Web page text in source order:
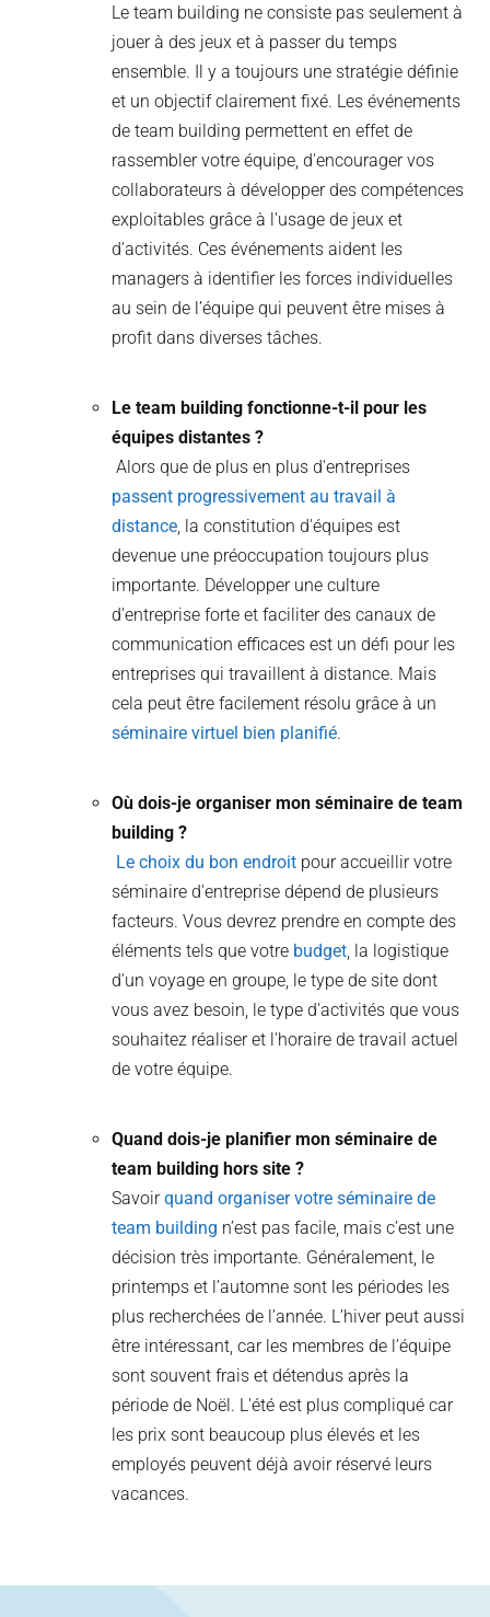
Le team building ne consiste pas seulement à
jouer à des jeux et à passer du temps
ensemble. Il y a toujours une stratégie définie
et un objectif clairement fixé. Les événements
de team building permettent en effet de
rassembler votre équipe, d'encourager vos
collaborateurs à développer des compétences
exploitables grâce à l'usage de jeux et
d'activités. Ces événements aident les
managers à identifier les forces individuelles
au sein de l’équipe qui peuvent être mises à
profit dans diverses tâches.
Le team building fonctionne-t-il pour les
équipes distantes ?
Alors que de plus en plus d'entreprises
passent progressivement au travail à
distance, la constitution d'équipes est
devenue une préoccupation toujours plus
importante. Développer une culture
d'entreprise forte et faciliter des canaux de
communication efficaces est un défi pour les
entreprises qui travaillent à distance. Mais
cela peut être facilement résolu grâce à un
séminaire virtuel bien planifié.
Où dois-je organiser mon séminaire de team
building ?
Le choix du bon endroit pour accueillir votre
séminaire d'entreprise dépend de plusieurs
facteurs. Vous devrez prendre en compte des
éléments tels que votre budget, la logistique
d'un voyage en groupe, le type de site dont
vous avez besoin, le type d'activités que vous
souhaitez réaliser et l'horaire de travail actuel
de votre équipe.
Quand dois-je planifier mon séminaire de
team building hors site ?
Savoirquand organiser votre séminaire de
team building n’est pas facile, mais c’est une
décision très importante. Généralement, le
printemps et l’automne sont les périodes les
plus recherchées de l’année. L’hiver peut aussi
être intéressant, car les membres de l’équipe
sont souvent frais et détendus après la
période de Noël. L'été est plus compliqué car
les prix sont beaucoup plus élevés et les
employés peuvent déjà avoir réservé leurs
vacances.